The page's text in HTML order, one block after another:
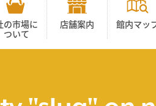
の市場に
ついて
店舗案内 館内マッ